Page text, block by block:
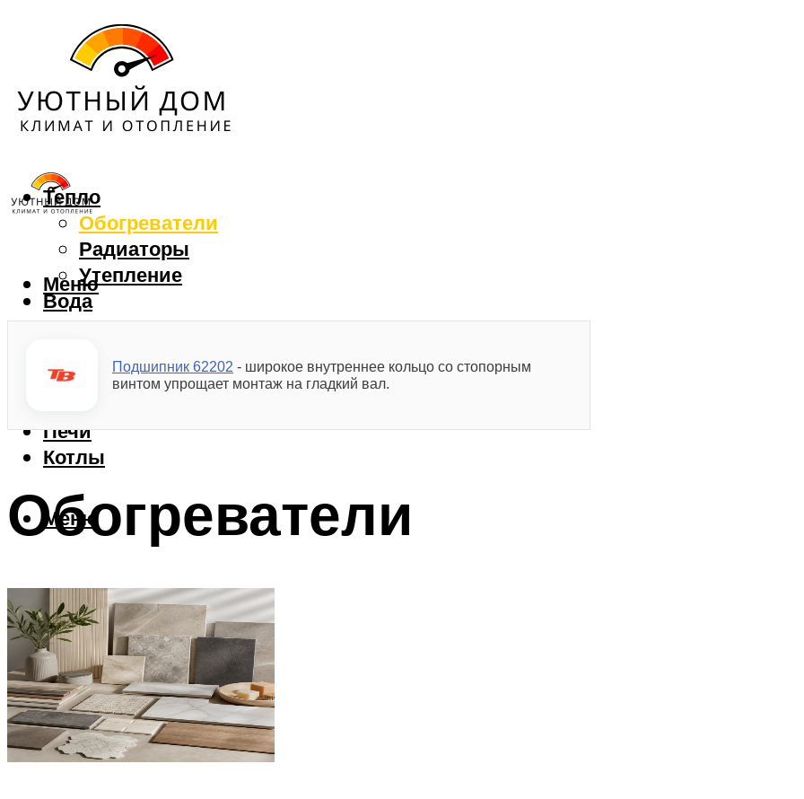
Тепло
Обогреватели
Радиаторы
Утепление
Вода
Водонагреватели
Вентиляция
Печи
Котлы
Меню
Меню
Подшипник 62202 - широкое внутреннее кольцо со стопорным
винтом упрощает монтаж на гладкий вал.
Обогреватели